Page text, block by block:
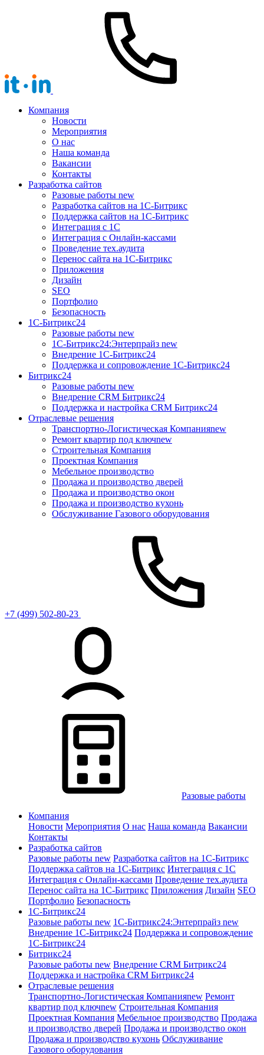
Компания
Новости
Мероприятия
О нас
Наша команда
Вакансии
Контакты
Разработка сайтов
Разовые работы new
Разработка сайтов на 1С-Битрикс
Поддержка сайтов на 1С-Битрикс
Интеграция с 1С
Интеграция с Онлайн-кассами
Проведение тех.аудита
Перенос сайта на 1С-Битрикс
Приложения
Дизайн
SEO
Портфолио
Безопасность
1C-Битрикс24
Разовые работы new
1С-Битрикс24:Энтерпрайз new
Внедрение 1C-Битрикс24
Поддержка и сопровождение 1С-Битрикс24
Битрикс24
Разовые работы new
Внедрение CRM Битрикс24
Поддержка и настройка CRM Битрикс24
Отраслевые решения
Транспортно-Логистическая Компанияnew
Ремонт квартир под ключnew
Строительная Компания
Проектная Компания
Мебельное производство
Продажа и производство дверей
Продажа и производство окон
Продажа и производство кухонь
Обслуживание Газового оборудования
+7 (499) 502-80-23
Разовые работы
Компания
Новости Мероприятия О нас Наша команда Вакансии
Контакты
Разработка сайтов
Разовые работы new Разработка сайтов на 1С-Битрикс
Поддержка сайтов на 1С-Битрикс Интеграция с 1С
Интеграция с Онлайн-кассами Проведение тех.аудита
Перенос сайта на 1С-Битрикс Приложения Дизайн SEO
Портфолио Безопасность
1C-Битрикс24
Разовые работы new 1С-Битрикс24:Энтерпрайз new
Внедрение 1C-Битрикс24 Поддержка и сопровождение
1С-Битрикс24
Битрикс24
Разовые работы new Внедрение CRM Битрикс24
Поддержка и настройка CRM Битрикс24
Отраслевые решения
Транспортно-Логистическая Компанияnew Ремонт
квартир под ключnew Строительная Компания
Проектная Компания Мебельное производство Продажа
и производство дверей Продажа и производство окон
Продажа и производство кухонь Обслуживание
Газового оборудования